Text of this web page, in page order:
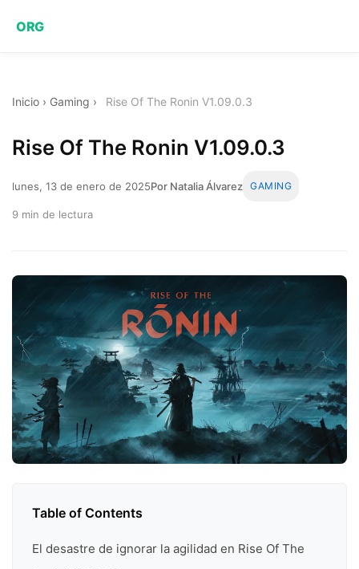
ORG
Inicio › Gaming › Rise Of The Ronin V1.09.0.3
Rise Of The Ronin V1.09.0.3
lunes, 13 de enero de 2025Por Natalia Álvarez GAMING
9 min de lectura
Table of Contents
El desastre de ignorar la agilidad en Rise Of The